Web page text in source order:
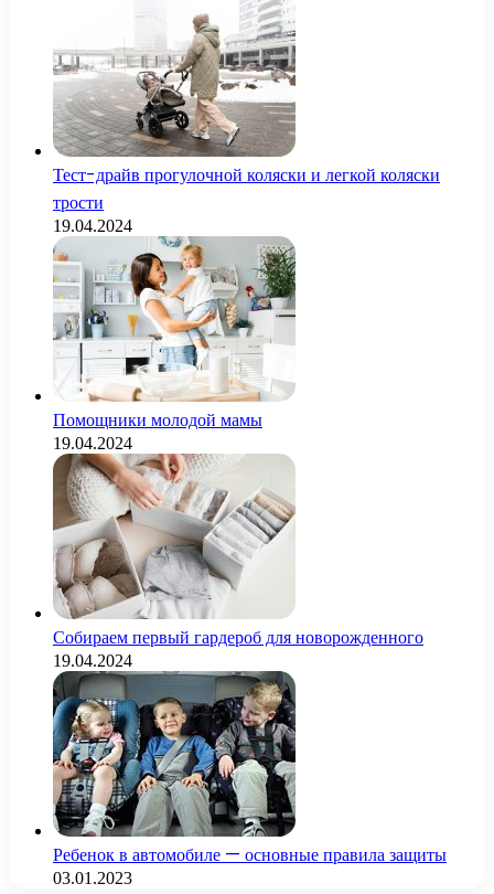
Тест-драйв прогулочной коляски и легкой коляски
трости
19.04.2024
Помощники молодой мамы
19.04.2024
Собираем первый гардероб для новорожденного
19.04.2024
Ребенок в автомобиле — основные правила защиты
03.01.2023